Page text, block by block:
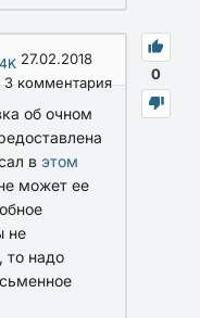
0
27.02.2018
3комментария
об очном
в этом
может ее
не
то надо